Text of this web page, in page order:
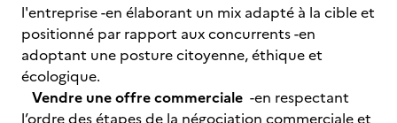
l'entreprise -en élaborant un mix adapté à la cible et
positionné par rapport aux concurrents -en
adoptant une posture citoyenne, éthique et
écologique.
Vendre une offre commerciale -en respectant
l’ordre des étapes de la négociation commerciale et